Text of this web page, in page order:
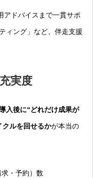
アドバイスまで一貫サポ
ィング」など、伴走支援
実度
入後に“どれだけ成果が
クルを回せるかが本当の
・予約）数